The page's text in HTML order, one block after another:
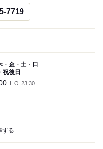
7719
・金・土・日
祝後日
L.O. 23:30
ずる